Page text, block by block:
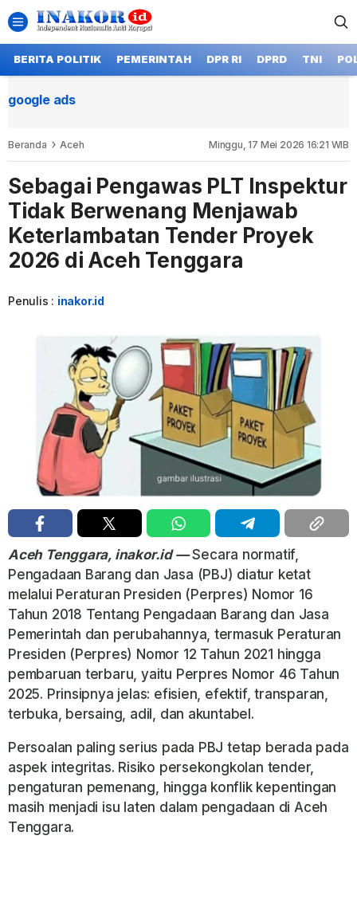
BERITA POLITIK PEMERINTAH DPR RI DPRD TNI
google ads
Beranda Aceh Minggu, 17 Mei 2026 16:21 WIB
Sebagai Pengawas PLT Inspektur
Tidak Berwenang Menjawab
Keterlambatan Tender Proyek
2026 di Aceh Tenggara
Penulis : inakor.id
Aceh Tenggara, inakor.id — Secara normatif,
Pengadaan Barang dan Jasa (PBJ) diatur ketat
melalui Peraturan Presiden (Perpres) Nomor 16
Tahun 2018 Tentang Pengadaan Barang dan Jasa
Pemerintah dan perubahannya, termasuk Peraturan
Presiden (Perpres) Nomor 12 Tahun 2021 hingga
pembaruan terbaru, yaitu Perpres Nomor 46 Tahun
2025. Prinsipnya jelas: efisien, efektif, transparan,
terbuka, bersaing, adil, dan akuntabel.
Persoalan paling serius pada PBJ tetap berada pada
aspek integritas. Risiko persekongkolan tender,
pengaturan pemenang, hingga konflik kepentingan
masih menjadi isu laten dalam pengadaan di Aceh
Tenggara.